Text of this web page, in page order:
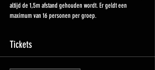
altijd de 1,5m afstand gehouden wordt. Er geldt een
maximum van 16 personen per groep.
Tickets